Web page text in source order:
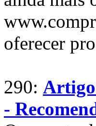
oferecer
290: Artigo
-